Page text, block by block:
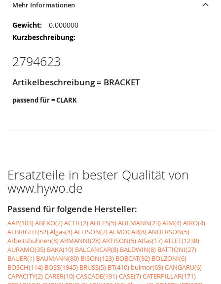
Mehr Informationen
Mehr
Informationen
0.000000
2794623
Artikelbeschreibung = BRACKET
passend für = CLARK
Ersatzteile in bester Qualität von
www.hywo.de
Passend für folgende Hersteller:
AAP(103)ABEKO(2)ACTIL(2)AHLES(5)AHLMANN(23)AIM(4)AIRO(4)
ALBRIGHT(52)Algas(4)ALLISON(2)ALMOCAR(8)ANDERSON(5)
Arbeitsbühnen(8)ARMANNI(28)ARTISON(5)Atlas(17)ATLET(1238)
AURAMO(35) BAKA(10) BALCANCAR(8) BALDWIN(8) BATTIONI(27)
BAUER(1) BAUMANN(80) BISON(123) BOBCAT(92) BOLZONI(6)
BOSCH(114) BOSS(1945) BRUSS(5) BT(410) bulmor(69)CANGARU(6)
CAPACITY(2)CARER(10)CASCADE(191)CASE(7)CATERPILLAR(171)